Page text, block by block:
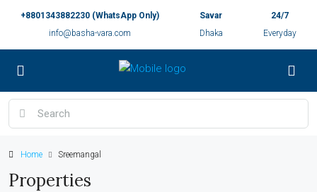
+8801343882230 (WhatsApp Only)
info@basha-vara.com
Savar
Dhaka
24/7
Everyday
Home Sreemangal
Properties